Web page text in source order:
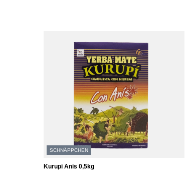
SCHNÄPPCHEN
Kurupi Anis 0,5kg